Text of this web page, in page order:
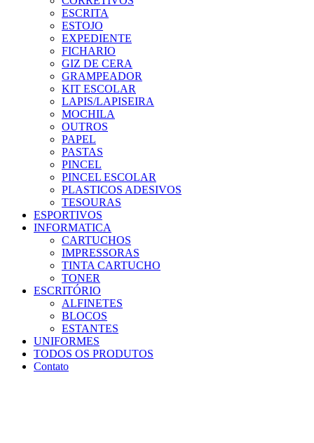
ESCRITA
ESTOJO
EXPEDIENTE
FICHARIO
GIZ DE CERA
GRAMPEADOR
KIT ESCOLAR
LAPIS/LAPISEIRA
MOCHILA
OUTROS
PAPEL
PASTAS
PINCEL
PINCEL ESCOLAR
PLASTICOS ADESIVOS
TESOURAS
ESPORTIVOS
INFORMATICA
CARTUCHOS
IMPRESSORAS
TINTA CARTUCHO
TONER
ESCRITÓRIO
ALFINETES
BLOCOS
ESTANTES
UNIFORMES
TODOS OS PRODUTOS
Contato